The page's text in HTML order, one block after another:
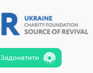
Задонатити